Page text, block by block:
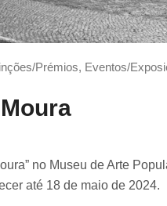
Prémios, Eventos/
no Museu de Arte
até 18 de maio de 2024.